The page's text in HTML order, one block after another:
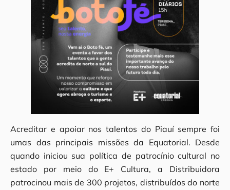
Acreditar e apoiar nos talentos do Piauí sempre foi
umas das principais missões da Equatorial. Desde
quando iniciou sua política de patrocínio cultural no
estado por meio do E+ Cultura, a Distribuidora
patrocinou mais de 300 projetos, distribuídos do norte